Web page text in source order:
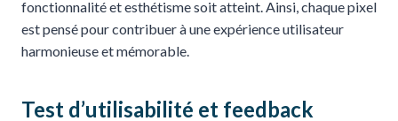
fonctionnalité et esthétisme soit atteint. Ainsi, chaque pixel
est pensé pour contribuer à une expérience utilisateur
harmonieuse et mémorable.
Test d’utilisabilité et feedback